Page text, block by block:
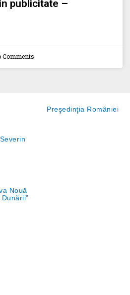
publicitate –
Comments
Preşedinţia României
Nouă